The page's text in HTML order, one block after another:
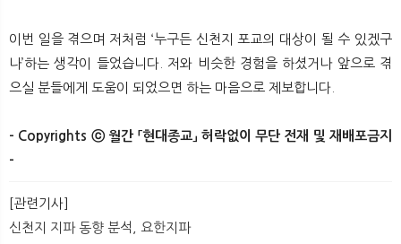
이번 일을 겪으며 저처럼 ‘누구든 신천지 포교의 대상이 될 수 있겠구
나’하는 생각이 들었습니다. 저와 비슷한 경험을 하셨거나 앞으로 겪
으실 분들에게 도움이 되었으면 하는 마음으로 제보합니다.​
- Copyrights ⓒ 월간 「현대종교」 허락없이 무단 전재 및 재배포금지
-
[관련기사]
신천지 지파 동향 분석, 요한지파